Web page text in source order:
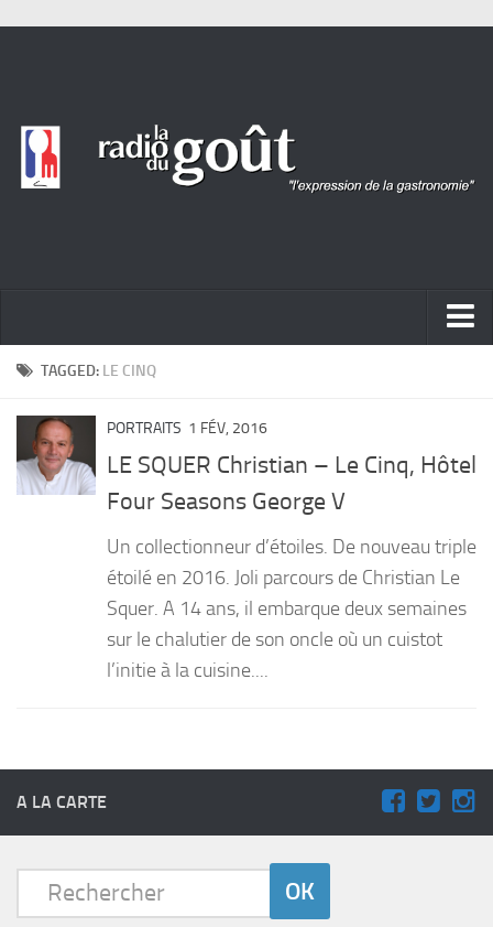
ACTUALITÉ
PORTRAITS
LIVRES
Desserts
TAGGED: LE CINQ
PORTRAITS 1 FÉV, 2016
LE SQUER Christian – Le Cinq, Hôtel
Four Seasons George V
Un collectionneur d’étoiles. De nouveau triple
étoilé en 2016. Joli parcours de Christian Le
Squer. A 14 ans, il embarque deux semaines
sur le chalutier de son oncle où un cuistot
l’initie à la cuisine....
A LA CARTE